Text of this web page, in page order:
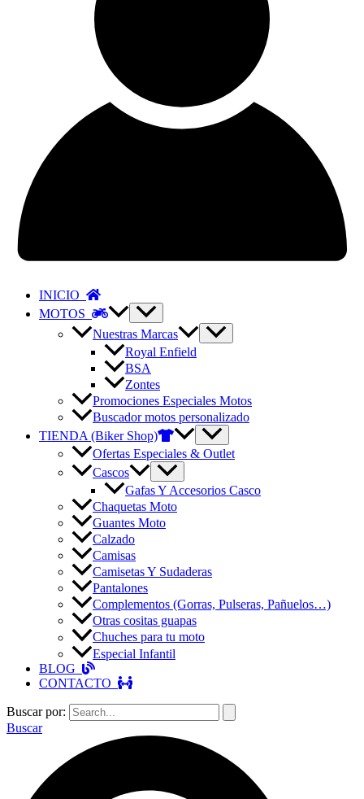
INICIO
MOTOS
Nuestras Marcas
Royal Enfield
BSA
Zontes
Promociones Especiales Motos
Buscador motos personalizado
TIENDA (Biker Shop)
Ofertas Especiales & Outlet
Cascos
Gafas Y Accesorios Casco
Chaquetas Moto
Guantes Moto
Calzado
Camisas
Camisetas Y Sudaderas
Pantalones
Complementos (Gorras, Pulseras, Pañuelos…)
Otras cositas guapas
Chuches para tu moto
Especial Infantil
BLOG
CONTACTO
Buscar por:
Buscar